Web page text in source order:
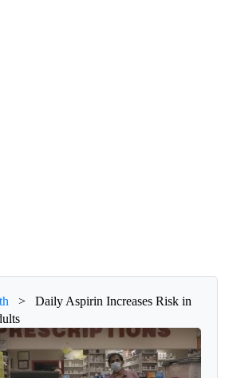
>
Daily Aspirin Increases Risk in